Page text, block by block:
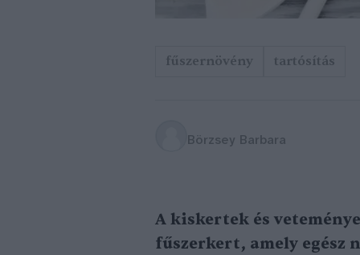
fűszernövény tartósítás
Börzsey Barbara
A kiskertek és
fűszerkert, amely egész